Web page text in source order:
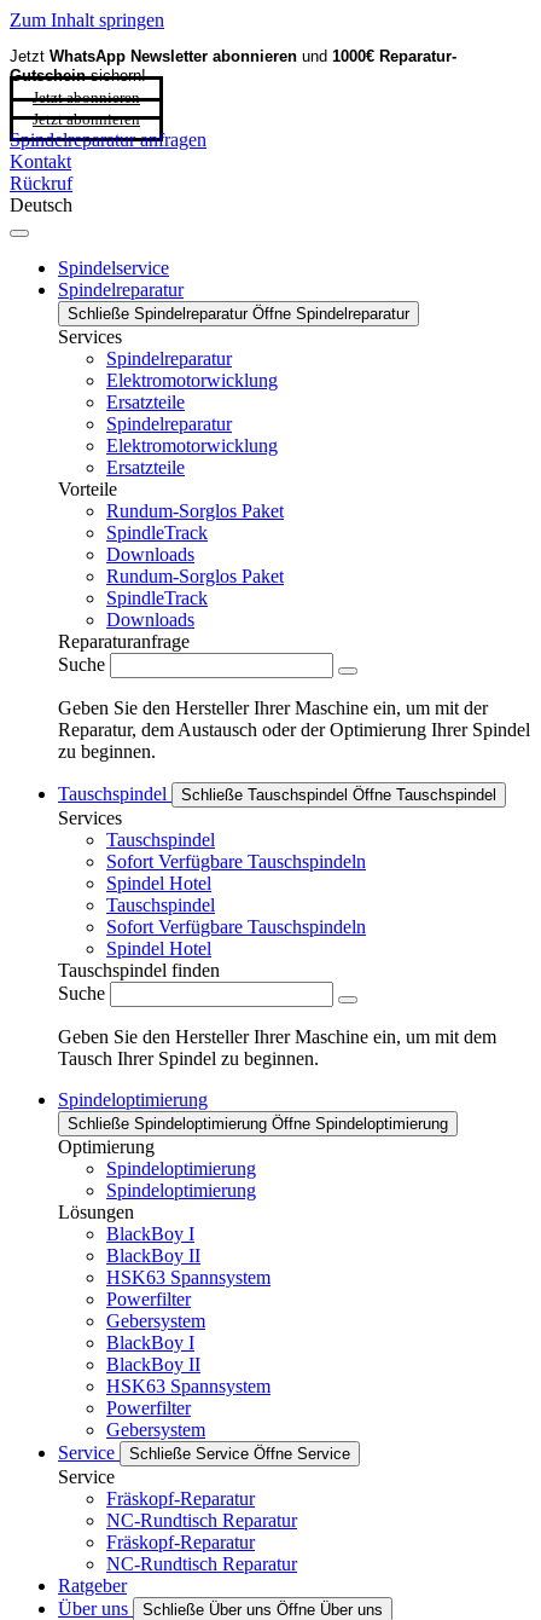
Zum Inhalt springen
Jetzt WhatsApp Newsletter abonnieren und 1000€ Reparatur-
Gutscheinsichern!
Jetzt abonnieren
Jetzt abonnieren
Spindelreparatur anfragen
Kontakt
Rückruf
Deutsch
Spindelservice
Spindelreparatur
Schließe Spindelreparatur Öffne Spindelreparatur
Services
Spindelreparatur
Elektromotorwicklung
Ersatzteile
Spindelreparatur
Elektromotorwicklung
Ersatzteile
Vorteile
Rundum-Sorglos Paket
SpindleTrack
Downloads
Rundum-Sorglos Paket
SpindleTrack
Downloads
Reparaturanfrage
Suche
Geben Sie den Hersteller Ihrer Maschine ein, um mit der
Reparatur, dem Austausch oder der Optimierung Ihrer Spindel
zu beginnen.
Tauschspindel Schließe Tauschspindel Öffne Tauschspindel
Services
Tauschspindel
Sofort Verfügbare Tauschspindeln
Spindel Hotel
Tauschspindel
Sofort Verfügbare Tauschspindeln
Spindel Hotel
Tauschspindel finden
Suche
Geben Sie den Hersteller Ihrer Maschine ein, um mit dem
Tausch Ihrer Spindel zu beginnen.
Spindeloptimierung
Schließe Spindeloptimierung Öffne Spindeloptimierung
Optimierung
Spindeloptimierung
Spindeloptimierung
Lösungen
BlackBoy I
BlackBoy II
HSK63 Spannsystem
Powerfilter
Gebersystem
BlackBoy I
BlackBoy II
HSK63 Spannsystem
Powerfilter
Gebersystem
Service
Schließe Service Öffne Service
Service
Fräskopf-Reparatur
NC-Rundtisch Reparatur
Fräskopf-Reparatur
NC-Rundtisch Reparatur
Ratgeber
Über uns
Schließe Über uns Öffne Über uns